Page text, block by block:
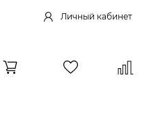
Личный кабинет